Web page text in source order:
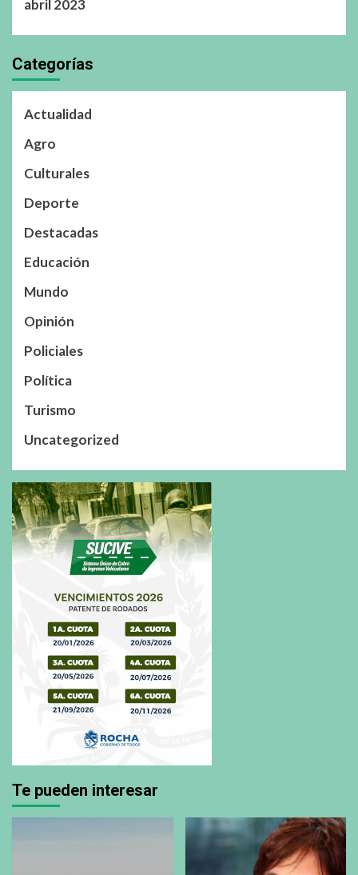
abril 2023
Categorías
Actualidad
Agro
Culturales
Deporte
Destacadas
Educación
Mundo
Opinión
Policiales
Política
Turismo
Uncategorized
Te pueden interesar